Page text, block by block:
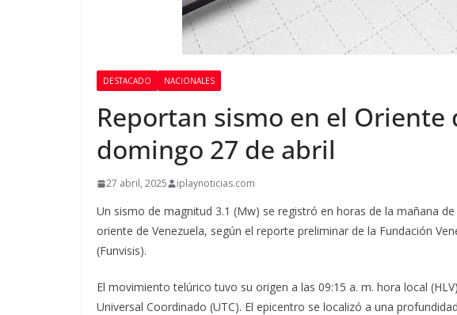
DESTACADO NACIONALES
Reportan sismo en el Oriente
domingo 27 de abril
27 abril, 2025 iplaynoticias.com
Un sismo de magnitud 3.1 (Mw) se registró en horas de la mañana
oriente de Venezuela, según el reporte preliminar de la Fundación
(Funvisis).
El movimiento telúrico tuvo su origen a las 09:15 a. m. hora local
Universal Coordinado (UTC). El epicentro se localizó a una